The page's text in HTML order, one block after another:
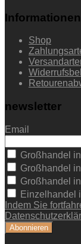
Informationen
Shop
newsletter
Email
Großhandel
Großhandel
Großhandel
Einzelhandel
Indem Sie